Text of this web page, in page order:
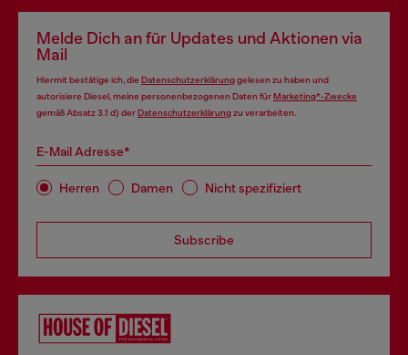
Melde Dich an für Updates und Aktionen via
Mail
Hiermit bestätige ich, die Datenschutzerklärunggelesen zu haben und
autorisiere Diesel, meine personenbezogenen Daten fürMarketing*-Zwecke
gemäß Absatz 3.1 d) derDatenschutzerklärungzu verarbeiten.
E-Mail Adresse*
Herren Damen Nicht spezifiziert
Subscribe